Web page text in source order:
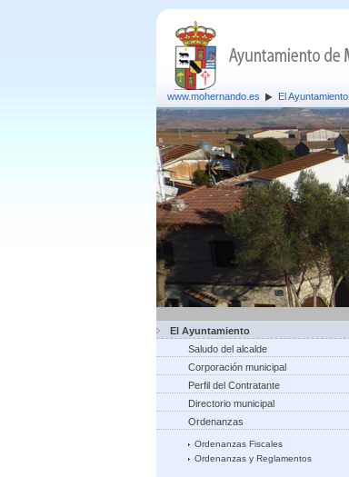
www.mohernando.es El Ayuntamiento
El Ayuntamiento
Saludo del alcalde
Corporación municipal
Perfil del Contratante
Directorio municipal
Ordenanzas
Ordenanzas Fiscales
Ordenanzas y Reglamentos